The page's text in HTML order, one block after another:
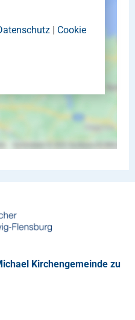
| Cookie
Kirchengemeinde zu